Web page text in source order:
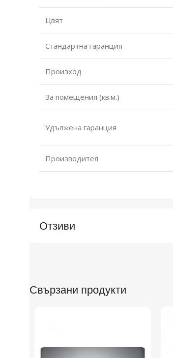
Цвят
Стандартна гаранция
Произход
За помещения (кв.м.)
Удължена гаранция
Производител
Отзиви
Свързани продукти